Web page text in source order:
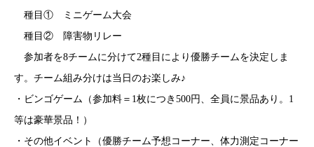
種目① ミニゲーム大会
種目② 障害物リレー
参加者を8チームに分けて2種目により優勝チームを決定しま
す。チーム組み分けは当日のお楽しみ♪
・ビンゴゲーム（参加料＝1枚につき500円、全員に景品あり。1
等は豪華景品！）
・その他イベント（優勝チーム予想コーナー、体力測定コーナー